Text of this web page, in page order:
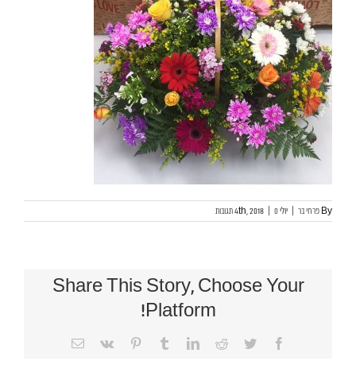
By פרחי בר יולי 4th, 20180 תגובות
Share This Story, Choose Your
Platform!
Facebook
Twitter
Reddit
LinkedIn
Tumblr
Pinterest
Vk
כתובת